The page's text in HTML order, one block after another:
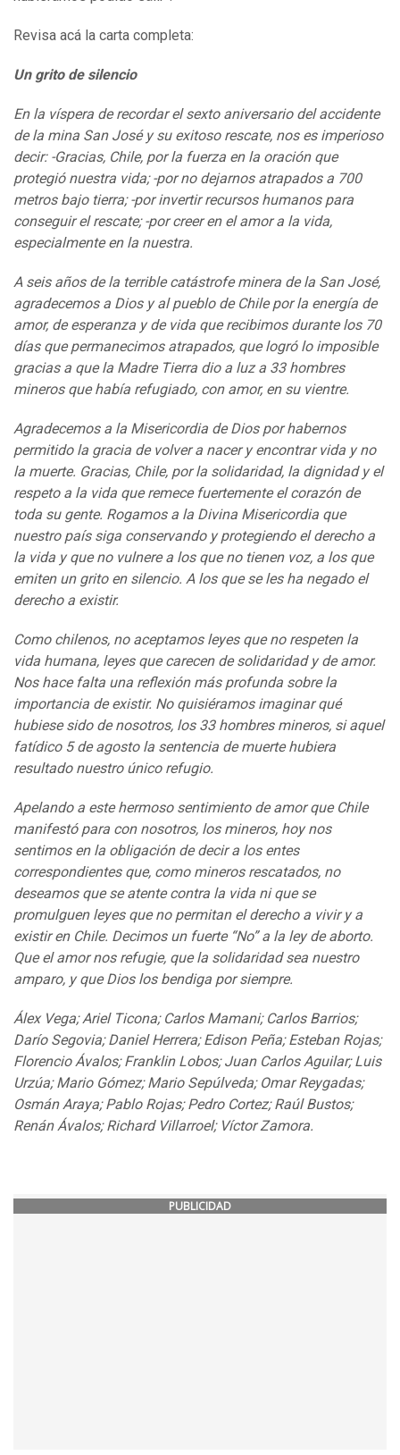
Revisa acá la carta completa:
Un grito de silencio
En la víspera de recordar el sexto aniversario del accidente
de la mina San José y su exitoso rescate, nos es imperioso
decir: -Gracias, Chile, por la fuerza en la oración que
protegió nuestra vida; -por no dejarnos atrapados a 700
metros bajo tierra; -por invertir recursos humanos para
conseguir el rescate; -por creer en el amor a la vida,
especialmente en la nuestra.
A seis años de la terrible catástrofe minera de la San José,
agradecemos a Dios y al pueblo de Chile por la energía de
amor, de esperanza y de vida que recibimos durante los 70
días que permanecimos atrapados, que logró lo imposible
gracias a que la Madre Tierra dio a luz a 33 hombres
mineros que había refugiado, con amor, en su vientre.
Agradecemos a la Misericordia de Dios por habernos
permitido la gracia de volver a nacer y encontrar vida y no
la muerte. Gracias, Chile, por la solidaridad, la dignidad y el
respeto a la vida que remece fuertemente el corazón de
toda su gente. Rogamos a la Divina Misericordia que
nuestro país siga conservando y protegiendo el derecho a
la vida y que no vulnere a los que no tienen voz, a los que
emiten un grito en silencio. A los que se les ha negado el
derecho a existir.
Como chilenos, no aceptamos leyes que no respeten la
vida humana, leyes que carecen de solidaridad y de amor.
Nos hace falta una reflexión más profunda sobre la
importancia de existir. No quisiéramos imaginar qué
hubiese sido de nosotros, los 33 hombres mineros, si aquel
fatídico 5 de agosto la sentencia de muerte hubiera
resultado nuestro único refugio.
Apelando a este hermoso sentimiento de amor que Chile
manifestó para con nosotros, los mineros, hoy nos
sentimos en la obligación de decir a los entes
correspondientes que, como mineros rescatados, no
deseamos que se atente contra la vida ni que se
promulguen leyes que no permitan el derecho a vivir y a
existir en Chile. Decimos un fuerte “No” a la ley de aborto.
Que el amor nos refugie, que la solidaridad sea nuestro
amparo, y que Dios los bendiga por siempre.
Álex Vega; Ariel Ticona; Carlos Mamani; Carlos Barrios;
Darío Segovia; Daniel Herrera; Edison Peña; Esteban Rojas;
Florencio Ávalos; Franklin Lobos; Juan Carlos Aguilar; Luis
Urzúa; Mario Gómez; Mario Sepúlveda; Omar Reygadas;
Osmán Araya; Pablo Rojas; Pedro Cortez; Raúl Bustos;
Renán Ávalos; Richard Villarroel; Víctor Zamora.
PUBLICIDAD